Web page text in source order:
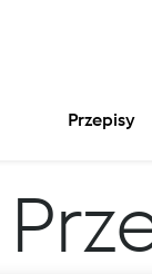
Przepisy